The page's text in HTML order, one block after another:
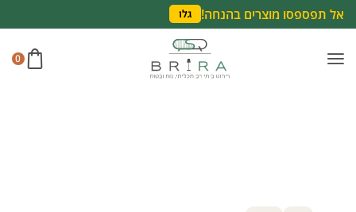
אל תפספסו מוצרים בהנחה! גלו
0